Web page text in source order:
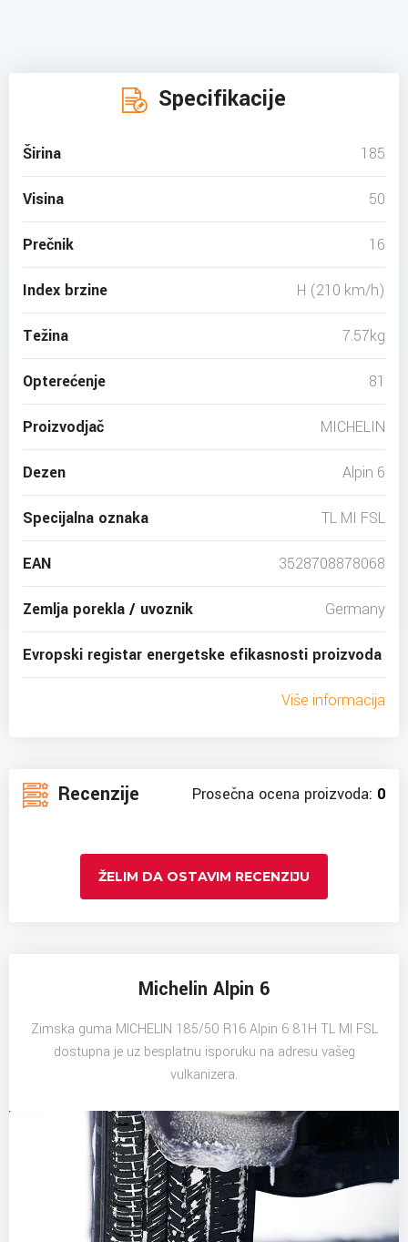
Specifikacije
Širina 185
Visina 50
Prečnik 16
Index brzine H (210 km/h)
Težina 7.57kg
Opterećenje 81
Proizvodjač MICHELIN
Dezen Alpin 6
Specijalna oznaka TL MI FSL
EAN 3528708878068
Zemlja porekla / uvoznik Germany
Evropski registar energetske efikasnosti proizvoda
Više informacija
Recenzije Prosečna ocena proizvoda: 0
ŽELIM DA OSTAVIM RECENZIJU
Michelin Alpin 6
Zimska guma MICHELIN 185/50 R16 Alpin 6 81H TL MI FSL
dostupna je uz besplatnu isporuku na adresu vašeg
vulkanizera.